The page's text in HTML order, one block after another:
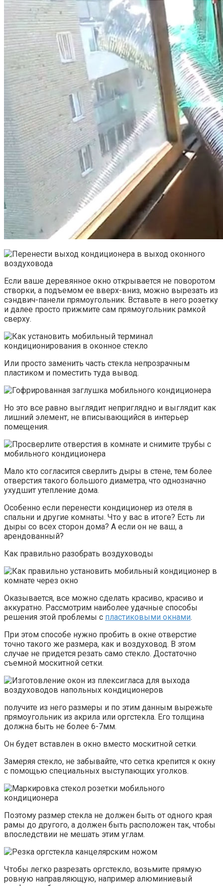
Если ваше деревянное окно открывается не поворотом
створки, а подъемом ее вверх-вниз, можно вырезать из
сэндвич-панели прямоугольник. Вставьте в него розетку
и далее просто прижмите сам прямоугольник рамкой
сверху.
Или просто заменить часть стекла непрозрачным
пластиком и поместить туда вывод.
Но это все равно выглядит неприглядно и выглядит как
лишний элемент, не вписывающийся в интерьер
помещения.
Мало кто согласится сверлить дыры в стене, тем более
отверстия такого большого диаметра, что однозначно
ухудшит утепление дома.
Особенно если перенести кондиционер из отеля в
спальни и другие комнаты. Что у вас в итоге? Есть ли
дыры со всех сторон дома? А если он не ваш, а
арендованный?
Как правильно разобрать воздуховоды
Оказывается, все можно сделать красиво, красиво и
аккуратно. Рассмотрим наиболее удачные способы
решения этой проблемы с пластиковыми окнами.
При этом способе нужно пробить в окне отверстие
точно такого же размера, как и воздуховод. В этом
случае не придется резать само стекло. Достаточно
съемной москитной сетки.
получите из него размеры и по этим данным вырежьте
прямоугольник из акрила или оргстекла. Его толщина
должна быть не более 6-7мм.
Он будет вставлен в окно вместо москитной сетки.
Замеряя стекло, не забывайте, что сетка крепится к окну
с помощью специальных выступающих уголков.
Поэтому размер стекла не должен быть от одного края
рамы до другого, а должен быть расположен так, чтобы
впоследствии не мешать этим углам.
Чтобы легко разрезать оргстекло, возьмите прямую
ровную направляющую, например алюминиевый